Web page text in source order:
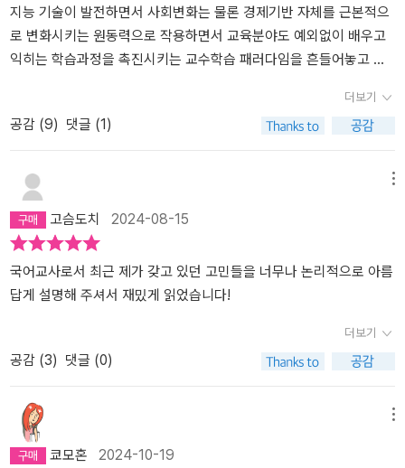
문이라는 점을 강조한다. 그 속에 녹아 있는 인간, 사회, 생명에 대한
태도가 다르기 때문이다. 이는 현 사회의 속도, 효율성, 양적 팽창, (패
권적) 표준화, 표현-외화 영역의 비대화 등에 대한 주류 관점에 도전
인공지능 기술의 ‘중재’(저자는 ‘활용’이라는 단어에 거부감을 표현한
다)를 수용하는 올바른 과정이다._ 총 6개 장을 통해 내용을 전개한
다. 생성형 인공지능을 바라보는 사회기술적 관점과 리터러시, 인간
과 인공지능 읽기-쓰기의 특성과 차이: 시간·학습·쓰기·언어·발달·관
계·대화 이해, 리터러시 생태계의 변화: 매개·전도·속도·저자성-윤리,
프롬프트 엔지니어링에 대한 올바른 관점, 기술과 인간의 관계, 결론
으로서의 비판적-메타 리터러시. _ 생성형 인공지능이 출현한 지금
‘읽기-쓰기’ 그리고 리터러시의 본질은 과정성, 윤리성, 관계성을 ‘체
화’하는 과정으로서의 읽기와 쓰기는 그 스스로의 ‘에토스’이고 세계
험하는 것이어야 한다는 내용이 강조된다. 읽으면서 지금의 주류적
분위기, 생성형 인공지능의 한계적 특성에 대한 이해가 중요하겠다고
생각했다. 거기에 기반을 둘 때 새로운 상상력을 발휘할 수 있다. 그
과정이 없다면 “생성becoming 없는 생성generating”이 노폐물처
럼 쌓인다. ‘존재로서의 생성’은 ‘읽은 것-쓴 것’과 ‘읽지 않은 것-쓰지
않은 것’의 교차로에 있다._ 각각의 주제들에 대해서 아주 탄탄하게
더보기
공감 (9) 댓글 (1)
고슴도치 2024-08-15
국어교사로서 최근 제가 갖고 있던 고민들을 너무나 논리적으로 아름
답게 설명해 주셔서 재밌게 읽었습니다!
더보기
공감 (3) 댓글 (0)
쿄모혼 2024-10-19